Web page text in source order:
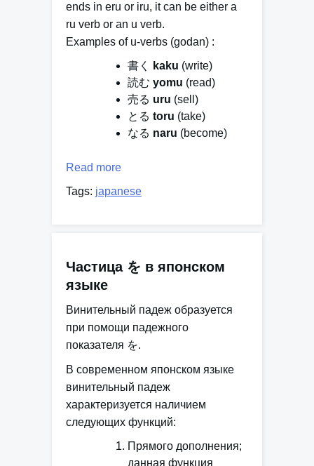
ends in eru or iru, it can be either a
ru verb or an u verb.
Examples of u-verbs (godan) :
書く
kaku (write)
読む yomu (read)
売る uru (sell)
とる toru (take)
なる naru (become)
Read more
Tags: japanese
Частица を в японском
языке
Винительный падеж образуется
при помощи падежного
показателя を.
В современном японском языке
винительный падеж
характеризуется наличием
следующих функций:
Прямого дополнения;
данная функция